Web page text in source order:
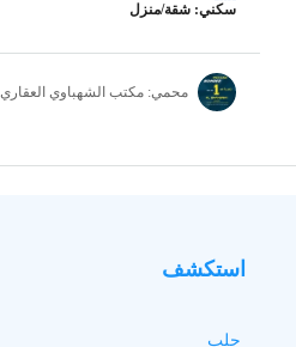
سكني: شقة/منزل
محمي: مكتب الشهباوي العقاري
استكشف
حلب